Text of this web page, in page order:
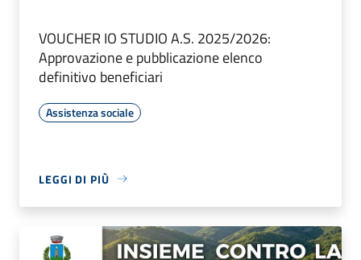
VOUCHER IO STUDIO A.S. 2025/2026:
Approvazione e pubblicazione elenco
definitivo beneficiari
Assistenza sociale
LEGGI DI PIÙ